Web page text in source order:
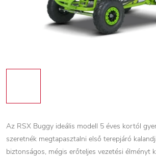
Az RSX Buggy ideális modell 5 éves kortól
szeretnék megtapasztalni első terepjáró
biztonságos, mégis erőteljes vezetési élményt